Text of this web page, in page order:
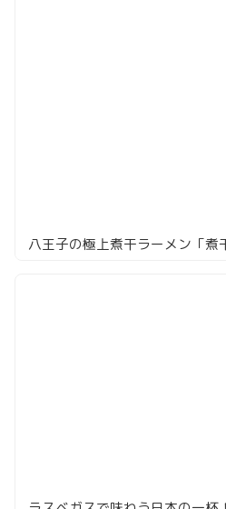
八王子の極上煮干ラーメン「煮